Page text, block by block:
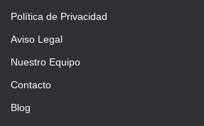
Política de Privacidad
Aviso Legal
Nuestro Equipo
Contacto
Blog